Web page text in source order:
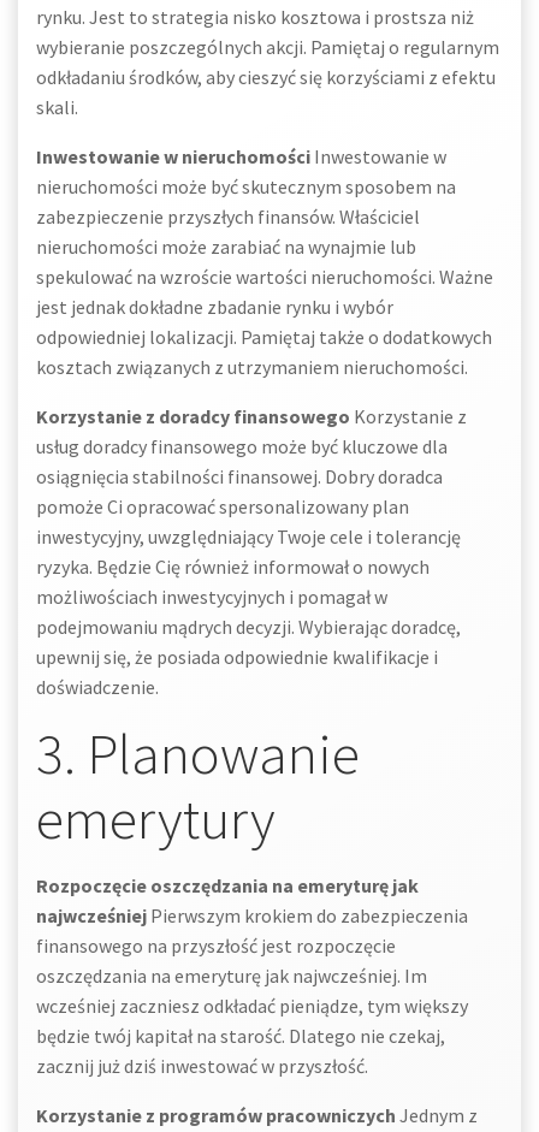
rynku. Jest to strategia nisko kosztowa i prostsza niż
wybieranie poszczególnych akcji. Pamiętaj o regularnym
odkładaniu środków, aby cieszyć się korzyściami z efektu
skali.
Inwestowanie w nieruchomości Inwestowanie w
nieruchomości może być skutecznym sposobem na
zabezpieczenie przyszłych finansów. Właściciel
nieruchomości może zarabiać na wynajmie lub
spekulować na wzroście wartości nieruchomości. Ważne
jest jednak dokładne zbadanie rynku i wybór
odpowiedniej lokalizacji. Pamiętaj także o dodatkowych
kosztach związanych z utrzymaniem nieruchomości.
Korzystanie z doradcy finansowego Korzystanie z
usług doradcy finansowego może być kluczowe dla
osiągnięcia stabilności finansowej. Dobry doradca
pomoże Ci opracować spersonalizowany plan
inwestycyjny, uwzględniający Twoje cele i tolerancję
ryzyka. Będzie Cię również informował o nowych
możliwościach inwestycyjnych i pomagał w
podejmowaniu mądrych decyzji. Wybierając doradcę,
upewnij się, że posiada odpowiednie kwalifikacje i
doświadczenie.
3. Planowanie
emerytury
Rozpoczęcie oszczędzania na emeryturę jak
najwcześniej Pierwszym krokiem do zabezpieczenia
finansowego na przyszłość jest rozpoczęcie
oszczędzania na emeryturę jak najwcześniej. Im
wcześniej zaczniesz odkładać pieniądze, tym większy
będzie twój kapitał na starość. Dlatego nie czekaj,
zacznij już dziś inwestować w przyszłość.
Korzystanie z programów pracowniczych Jednym z